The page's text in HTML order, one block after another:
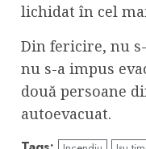
lichidat în cel
Din fericire, nu
nu s-a impus
două persoane
autoevacuat.